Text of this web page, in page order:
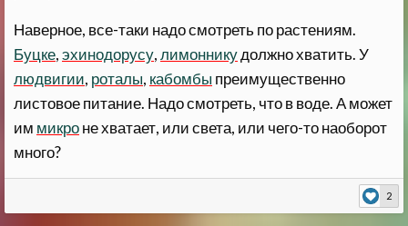
Наверное, все-таки надо смотреть по растениям.
Буцке,эхинодорусу,лимонникудолжно хватить. У
людвигии, роталы, кабомбы преимущественно
листовое питание. Надо смотреть, что в воде. А может
им микроне хватает, или света, или чего-то наоборот
много?
2